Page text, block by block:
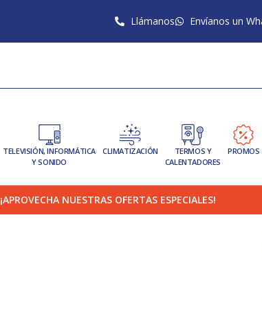
Llámanos Envíanos un
TELEVISIÓN, INFORMÁTICA
Y SONIDO
CLIMATIZACIÓN
TERMOS Y
CALENTADORES
PROMOS
¡APROVECHA NUESTRAS OFERTAS ESPECIALES!